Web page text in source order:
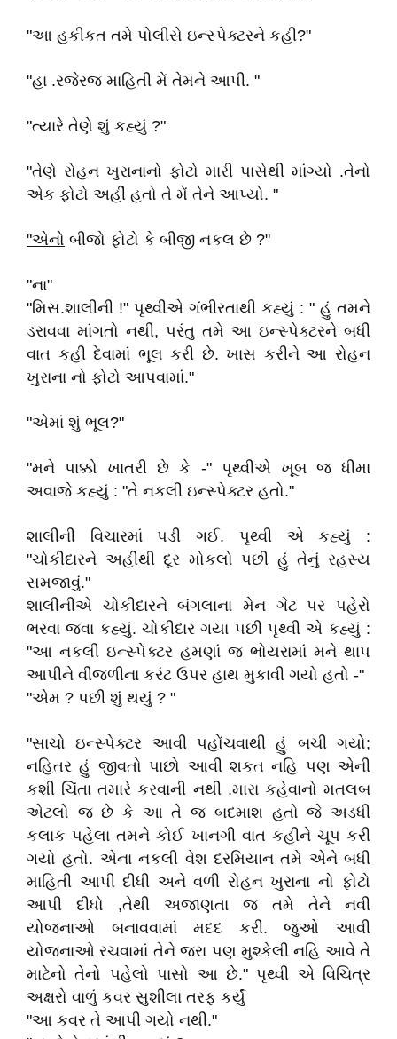
"આ હકીકત તમે પોલીસે ઇન્સ્પેક્ટરને કહી?"
"હા .રજેરજ માહિતી મેં તેમને આપી. "
"ત્યારે તેણે શું કહ્યું ?"
"તેણે રોહન ખુરાનાનો ફોટો મારી પાસેથી માંગ્યો .તેનો
એક ફોટો અહીં હતો તે મેં તેને આપ્યો. "
"એન ો બીજો ફોટો કે બીજી નકલ છે ?"
"ના"
"મિસ.શાલીની !" પૃથ્વીએ ગંભીરતાથી કહ્યું : " હું તમને
ડરાવવા માંગતો નથી, પરંતુ તમે આ ઇન્સ્પેક્ટરને બધી
વાત કહી દેવામાં ભૂલ કરી છે. ખાસ કરીને આ રોહન
ખુરાના નો ફોટો આપવામાં."
"એમાં શું ભૂલ?"
"મને પાક્કો ખાતરી છે કે -" પૃથ્વીએ ખૂબ જ ધીમા
અવાજે કહ્યું : "તે નકલી ઇન્સ્પેક્ટર હતો."
શાલીની વિચારમાં પડી ગઈ. પૃથ્વી એ કહ્યું :
"ચોકીદારને અહીંથી દૂર મોકલો પછી હું તેનું રહસ્ય
સમજાવું."
શાલીનીએ ચોકીદારને બંગલાના મેન ગેટ પર પહેરો
ભરવા જવા કહ્યું. ચોકીદાર ગયા પછી પૃથ્વી એ કહ્યું :
"આ નકલી ઇન્સ્પેક્ટર હમણાં જ ભોયરામાં મને થાપ
આપીને વીજળીના કરંટ ઉપર હાથ મુકાવી ગયો હતો -"
"એમ ? પછી શું થયું ? "
"સાચો ઇન્સ્પેક્ટર આવી પહોંચવાથી હું બચી ગયો;
નહિતર હું જીવતો પાછો આવી શકત નહિ પણ એની
કશી ચિંતા તમારે કરવાની નથી .મારા કહેવાનો મતલબ
એટલો જ છે કે આ તે જ બદમાશ હતો જે અડધી
કલાક પહેલા તમને કોઈ ખાનગી વાત કહીને ચૂપ કરી
ગયો હતો. એના નકલી વેશ દરમિયાન તમે એને બધી
માહિતી આપી દીધી અને વળી રોહન ખુરાના નો ફોટો
આપી દીધો ,તેથી અજાણતા જ તમે તેને નવી
યોજનાઓ બનાવવામાં મદદ કરી. જુઓ આવી
યોજનાઓ રચવામાં તેને જરા પણ મુશ્કેલી નહિ આવે તે
માટેનો તેનો પહેલો પાસો આ છે." પૃથ્વી એ વિચિત્ર
અક્ષરો વાળું કવર સુશીલા તરફ કર્યું
"આ કવર તે આપી ગયો નથી."